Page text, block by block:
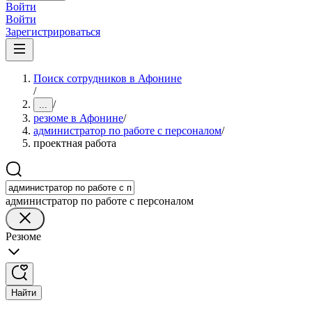
Войти
Войти
Зарегистрироваться
Поиск сотрудников в Афонине
/
... /
резюме в Афонине/
администратор по работе с персоналом/
проектная работа
администратор по работе с персоналом
Резюме
Найти